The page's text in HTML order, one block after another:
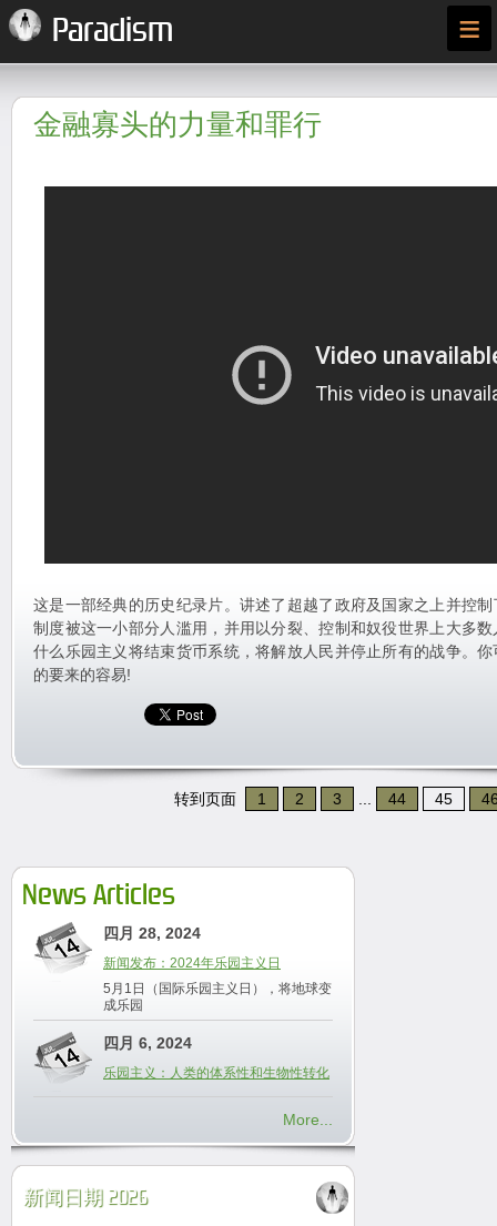
Paradism ≡
金融寡头的力量和罪行
这是一部经典的历史纪录片。讲述了超越了政府及国家之上并控
制度被这一小部分人滥用，并用以分裂、控制和奴役世界上大多
什么乐园主义将结束货币系统，将解放人民并停止所有的战争。
的要来的容易!
转到页面 1 2 3 44 45
News Articles
四月 28, 2024
新闻发布：2024年乐园主义日
5月1日（国际乐园主义日），将地球变
成乐园
四月 6, 2024
乐园主义：人类的体系性和生物性转化
More...
新闻日期 2026